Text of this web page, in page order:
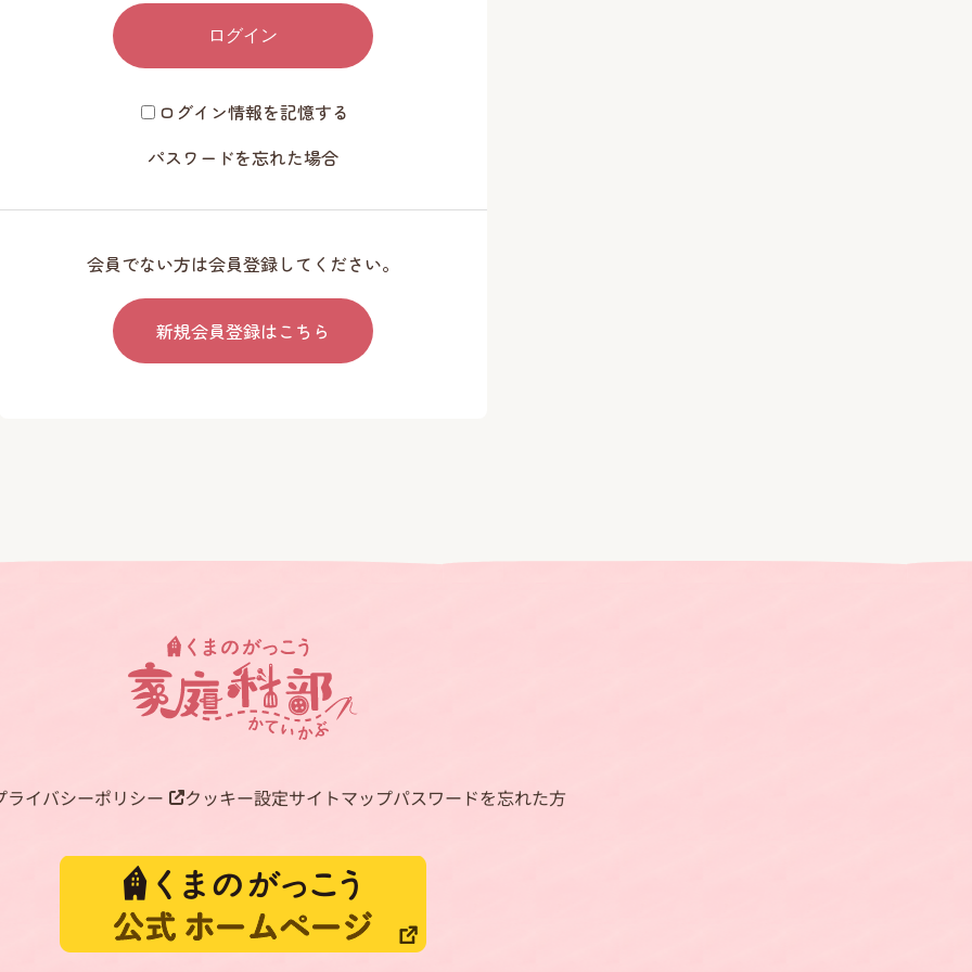
ログイン
ログイン情報を記憶する
パスワードを忘れた場合
会員でない方は会員登録してください。
新規会員登録はこちら
ライバシーポリシー クッキー設定サイトマップパスワードを忘れた方